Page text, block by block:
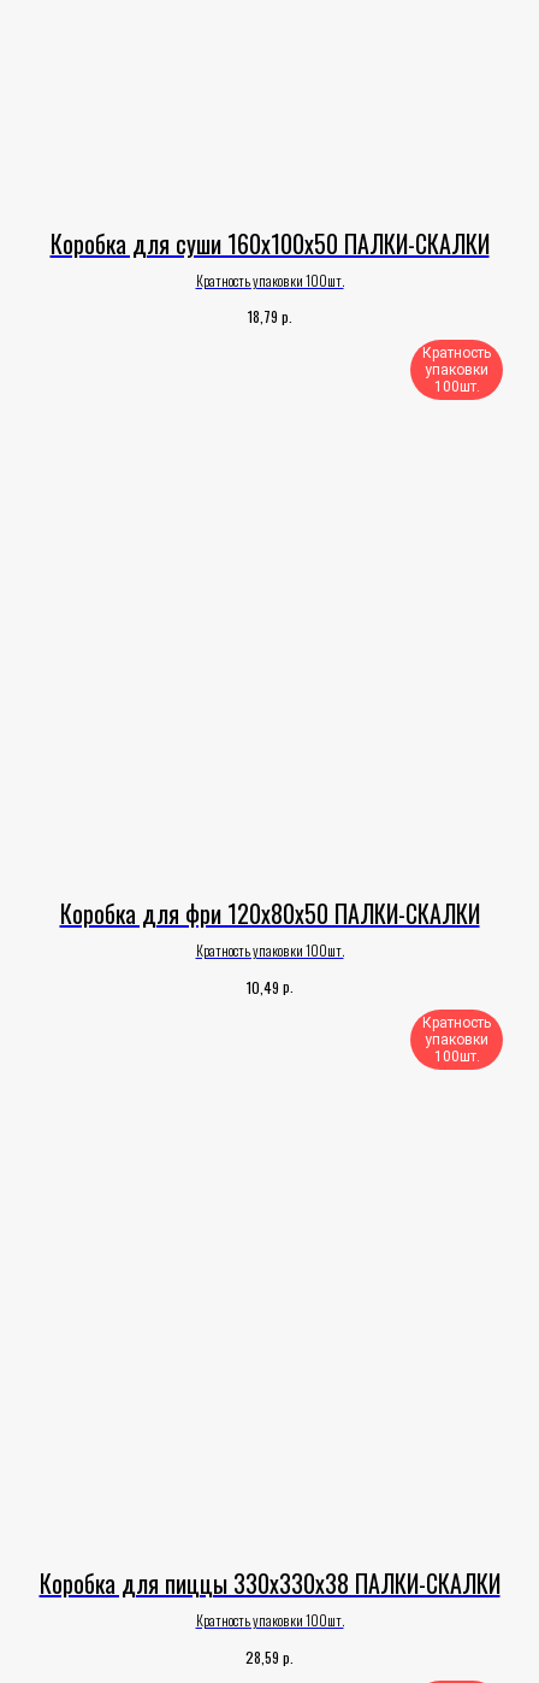
Коробка для суши 160х100х50 ПАЛКИ-СКАЛКИ
Кратность упаковки 100шт.
18,79 р.
Кратность
упаковки
100шт.​
Коробка для фри 120х80х50 ПАЛКИ-СКАЛКИ
Кратность упаковки 100шт.
10,49 р.
Кратность
упаковки
100шт.​
Коробка для пиццы 330х330х38 ПАЛКИ-СКАЛКИ
Кратность упаковки 100шт.
28,59 р.